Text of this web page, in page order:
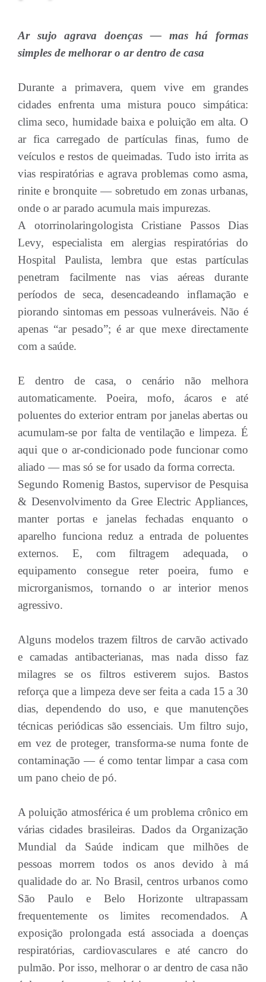
Ar sujo agrava doenças — mas há formas
simples de melhorar o ar dentro de casa
Durante a primavera, quem vive em grandes
cidades enfrenta uma mistura pouco simpática:
clima seco, humidade baixa e poluição em alta. O
ar fica carregado de partículas finas, fumo de
veículos e restos de queimadas. Tudo isto irrita as
vias respiratórias e agrava problemas como asma,
rinite e bronquite — sobretudo em zonas urbanas,
onde o ar parado acumula mais impurezas.
A otorrinolaringologista Cristiane Passos Dias
Levy, especialista em alergias respiratórias do
Hospital Paulista, lembra que estas partículas
penetram facilmente nas vias aéreas durante
períodos de seca, desencadeando inflamação e
piorando sintomas em pessoas vulneráveis. Não é
apenas “ar pesado”; é ar que mexe directamente
com a saúde.
E dentro de casa, o cenário não melhora
automaticamente. Poeira, mofo, ácaros e até
poluentes do exterior entram por janelas abertas ou
acumulam-se por falta de ventilação e limpeza. É
aqui que o ar-condicionado pode funcionar como
aliado — mas só se for usado da forma correcta.
Segundo Romenig Bastos, supervisor de Pesquisa
& Desenvolvimento da Gree Electric Appliances,
manter portas e janelas fechadas enquanto o
aparelho funciona reduz a entrada de poluentes
externos. E, com filtragem adequada, o
equipamento consegue reter poeira, fumo e
microrganismos, tornando o ar interior menos
agressivo.
Alguns modelos trazem filtros de carvão activado
e camadas antibacterianas, mas nada disso faz
milagres se os filtros estiverem sujos. Bastos
reforça que a limpeza deve ser feita a cada 15 a 30
dias, dependendo do uso, e que manutenções
técnicas periódicas são essenciais. Um filtro sujo,
em vez de proteger, transforma-se numa fonte de
contaminação — é como tentar limpar a casa com
um pano cheio de pó.
A poluição atmosférica é um problema crônico em
várias cidades brasileiras. Dados da Organização
Mundial da Saúde indicam que milhões de
pessoas morrem todos os anos devido à má
qualidade do ar. No Brasil, centros urbanos como
São Paulo e Belo Horizonte ultrapassam
frequentemente os limites recomendados. A
exposição prolongada está associada a doenças
respiratórias, cardiovasculares e até cancro do
pulmão. Por isso, melhorar o ar dentro de casa não